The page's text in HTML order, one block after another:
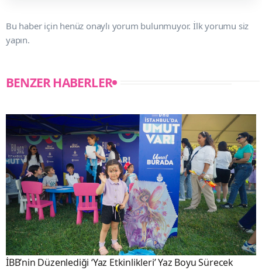
Bu haber için henüz onaylı yorum bulunmuyor. İlk yorumu siz
yapın.
BENZER HABERLER
İBB’nin Düzenlediği ‘Yaz Etkinlikleri’ Yaz Boyu Sürecek